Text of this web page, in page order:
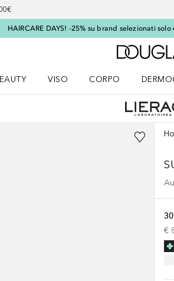
HAIRCARE DAYS! -25% su brand selezionati solo
VISO
CORPO
€